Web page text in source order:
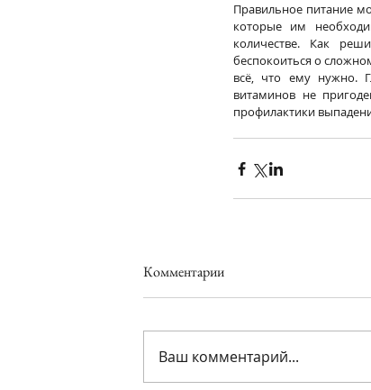
Правильное питание
которые им
количестве. Как
беспокоиться о
всё, что ему нужно.
витаминов не
профилактики
Комментарии
Ваш комментарий...